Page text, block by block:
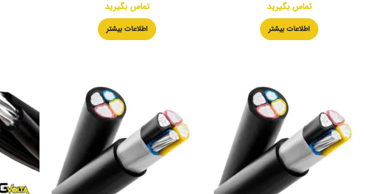
تماس بگیرید
اطلاعات بیشتر
تماس بگیرید
اطلاعات بیشتر